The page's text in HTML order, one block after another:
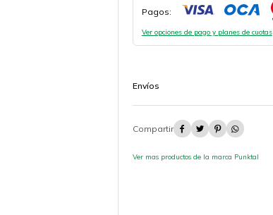
Pagos:
Ver opciones de pago y planes de cuotas
Envíos
   
Ver mas productos de la marca Punktal